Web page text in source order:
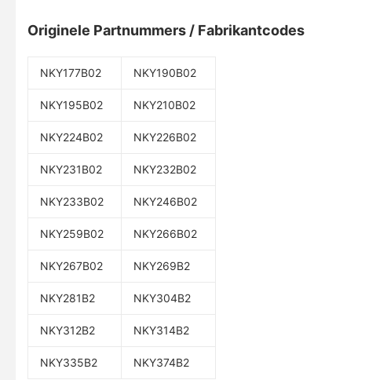
Originele Partnummers / Fabrikantcodes
NKY177B02 NKY190B02
NKY195B02 NKY210B02
NKY224B02 NKY226B02
NKY231B02 NKY232B02
NKY233B02 NKY246B02
NKY259B02 NKY266B02
NKY267B02 NKY269B2
NKY281B2 NKY304B2
NKY312B2 NKY314B2
NKY335B2 NKY374B2